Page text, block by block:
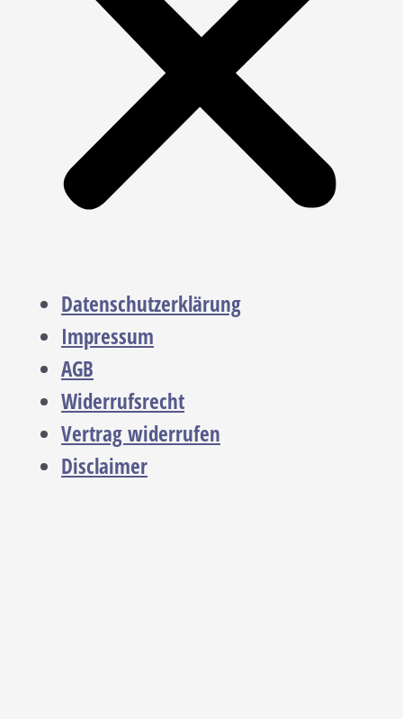
Datenschutzerklärung
Impressum
AGB
Widerrufsrecht
Vertrag widerrufen
Disclaimer